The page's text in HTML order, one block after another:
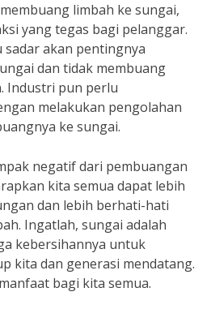
limbah ke sungai,
yang tegas bagi pelanggar.
akan pentingnya
dan tidak membuang
Industri pun perlu
melakukan pengolahan
ke sungai.
negatif dari pembuangan
kita semua dapat lebih
dan lebih berhati-hati
Ingatlah, sungai adalah
kebersihannya untuk
kita dan generasi mendatang.
bagi kita semua.